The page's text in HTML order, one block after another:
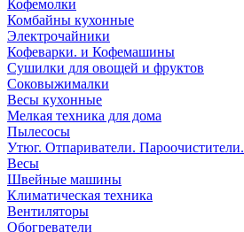
Кофемолки
Комбайны кухонные
Электрочайники
Кофеварки. и Кофемашины
Сушилки для овощей и фруктов
Соковыжималки
Весы кухонные
Мелкая техника для дома
Пылесосы
Утюг. Отпариватели. Пароочистители.
Весы
Швейные машины
Климатическая техника
Вентиляторы
Обогреватели